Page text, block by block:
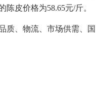
皮价格为58.65元/斤。
质、物流、市场供需、国